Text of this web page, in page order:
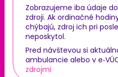
Zobrazujeme iba údaje
zdroji. Ak ordinačné
chýbajú, zdroj ich pri
neposkytol.
Pred návštevou si
ambulancie alebo v
zdrojmi